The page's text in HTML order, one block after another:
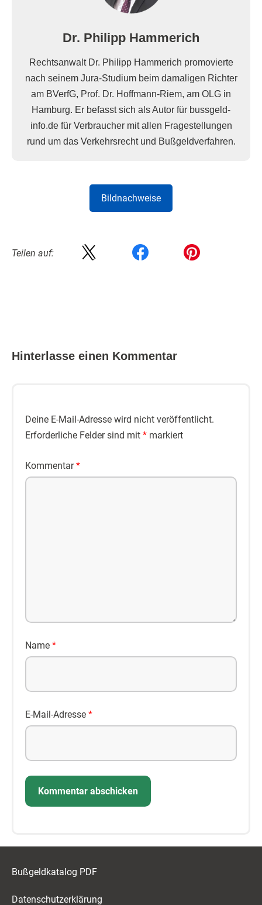
Dr. Philipp Hammerich
Rechtsanwalt Dr. Philipp Hammerich promovierte
nach seinem Jura-Studium beim damaligen Richter
am BVerfG, Prof. Dr. Hoffmann-Riem, am OLG in
Hamburg. Er befasst sich als Autor für bussgeld-
info.de für Verbraucher mit allen Fragestellungen
rund um das Verkehrsrecht und Bußgeldverfahren.
Bildnachweise
Teilen auf:
Hinterlasse einen Kommentar
Deine E-Mail-Adresse wird nicht veröffentlicht.
Erforderliche Felder sind mit * markiert
Kommentar*
Name *
E-Mail-Adresse *
Bußgeldkatalog PDF
Datenschutzerklärung